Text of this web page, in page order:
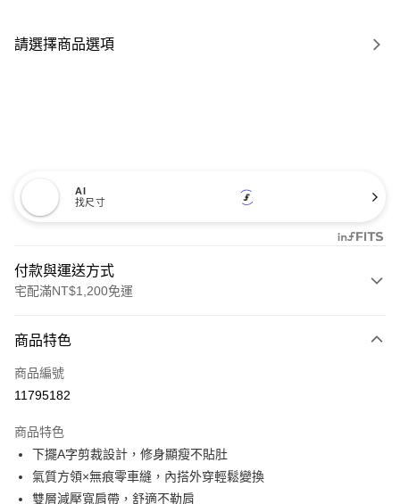
請選擇商品選項
AI
找尺寸
付款與運送方式
宅配滿NT$1,200免運
信用卡一次付款
信用卡分期付款
合作金庫商業銀行
華南商業銀行
彰化商業銀行
上海商業儲蓄銀行
台北富邦商業銀行
國泰世華商業銀行
超商取貨付款
LINE Pay
商品特色
商品編號
11795182
商品特色
下擺A字剪裁設計，修身顯瘦不貼肚
氣質方領×無痕零車縫，內搭外穿輕鬆變換
雙層減壓寬肩帶，舒適不勒肩